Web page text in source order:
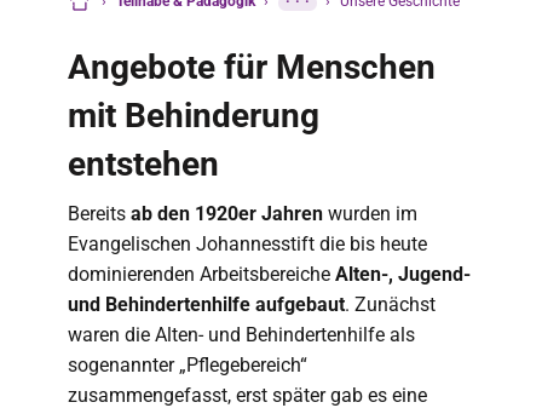
Angebote für Menschen
mit Behinderung
entstehen
Bereits ab den 1920er Jahren wurden im
Evangelischen Johannesstift die bis heute
dominierenden Arbeitsbereiche Alten-, Jugend-
und Behindertenhilfe aufgebaut. Zunächst
waren die Alten- und Behindertenhilfe als
sogenannter „Pflegebereich“
zusammengefasst, erst später gab es eine